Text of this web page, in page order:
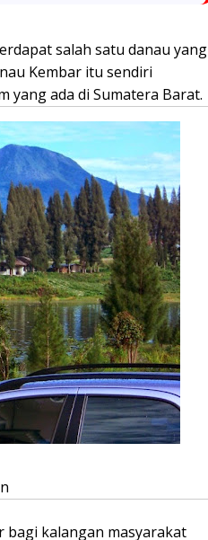
salah satu danau yang
Kembar itu sendiri
yang ada di Sumatera Barat.
bagi kalangan masyarakat